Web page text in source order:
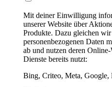
Mit deiner Einwilligung
unserer Website über
Produkte. Dazu gleichen wir
personenbezogenen Daten
ab und nutzen deren
Dienste bereits nutzt:
Bing, Criteo, Meta,